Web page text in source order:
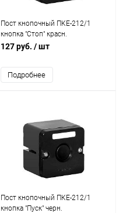
Пост кнопочный ПКЕ-212/1
кнопка "Стоп" красн.
Электродеталь ПКЕ-212/1.1К.С
127 руб. / шт
Подробнее
Пост кнопочный ПКЕ-212/1
кнопка "Пуск" черн.